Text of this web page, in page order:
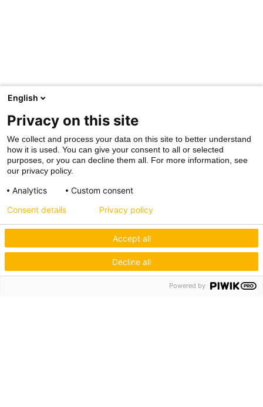
English
Privacy on this site
We collect and process your data on this site to better understand
how it is used. You can give your consent to all or selected
purposes, or you can decline them all. For more information, see
our privacy policy.
Analytics Custom consent
Accept all
Decline all
Consent details Privacy policy
Powered by